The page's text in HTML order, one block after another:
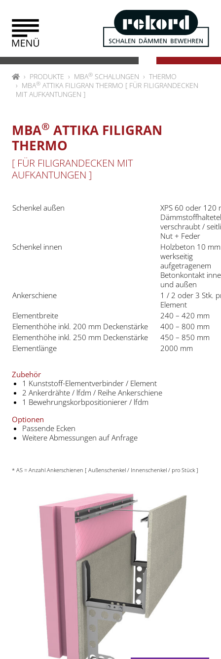
HOMEPRODUKTE MBA®SCHALUNGEN
THERMO
MBA® ATTIKA FILIGRAN THERMO [ FÜR FILIGRANDECKEN
MIT AUFKANTUNGEN ]
MBA® ATTIKA FILIGRAN
THERMO
[ FÜR FILIGRANDECKEN MIT
AUFKANTUNGEN ]
Schenkel außen
XPS 60 oder 120
verschraubt /
Nut + Feder
Schenkel innen
Holzbeton 10
werkseitig
aufgetragenem
Betonkontakt
und außen
Ankerschiene
1 / 2 oder 3 Stk.
Element
Elementbreite
240 – 420 mm
Elementhöhe inkl. 200 mm Deckenstärke
400 – 800 mm
Elementhöhe inkl. 250 mm Deckenstärke
450 – 850 mm
Elementlänge
2000 mm
Zubehör
1 Kunststoff-Elementverbinder / Element
2 Ankerdrähte / lfdm / Reihe Ankerschiene
1 Bewehrungskorbpositionierer / lfdm
Optionen
Passende Ecken
Weitere Abmessungen auf Anfrage
* AS = Anzahl Ankerschienen [ Außenschenkel / Innenschenkel / pro Stück ]